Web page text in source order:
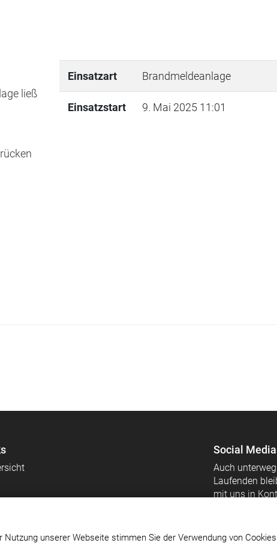
ließ
Einsatzart Brandmeldeanlage
Einsatzstart 9. Mai 2025 11:01
Social Media
Auch
Laufenden
mit uns in
unserer Webseite stimmen Sie der Verwendung von